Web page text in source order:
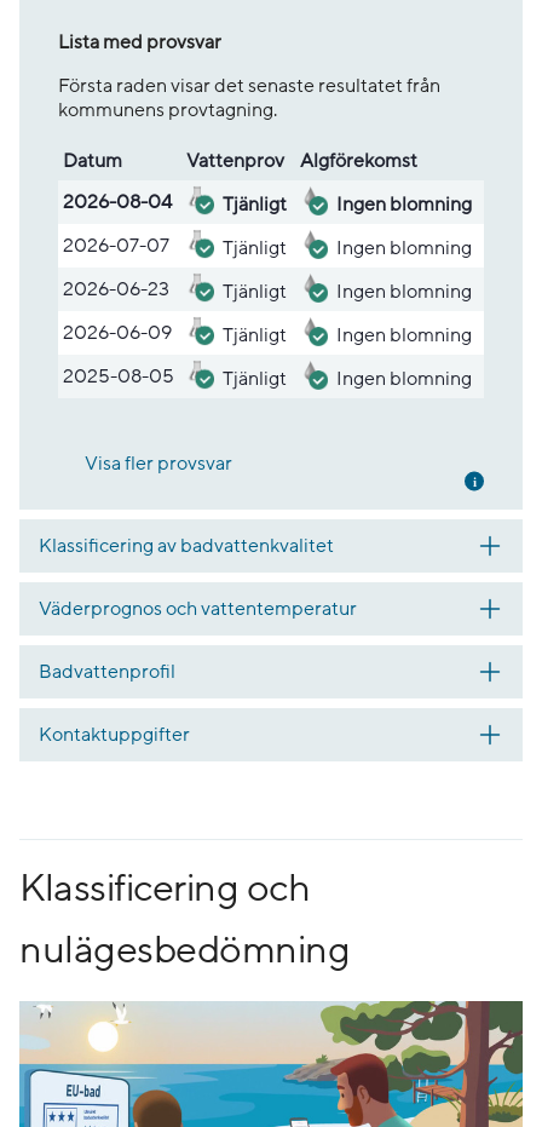
Lista med provsvar
Första raden visar det senaste resultatet från
kommunens provtagning.
Lista med provsvar
Datum Vatten­prov
Alg­före­komst
2026-08-04
Tjänligt
Ingen blomning
2026-07-07
Tjänligt
Ingen blomning
2026-06-23
Tjänligt
Ingen blomning
2026-06-09
Tjänligt
Ingen blomning
2025-08-05
Tjänligt Ingen blomning
Visa fler provsvar Mer
Klassificering av badvattenkvalitet
Väderprognos och vattentemperatur
Badvattenprofil
Kontaktuppgifter
Klassificering och
nulägesbedömning